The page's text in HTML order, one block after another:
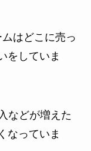
はどこに売っ
をしていま
などが増えた
なっていま